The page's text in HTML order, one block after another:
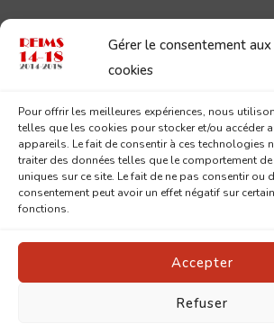
Gérer le consentement aux
cookies
Pour offrir les meilleures expériences, nous
telles que les cookies pour stocker et/ou accéder
appareils. Le fait de consentir à ces technologies
traiter des données telles que le comportement
uniques sur ce site. Le fait de ne pas consentir ou
consentement peut avoir un effet négatif sur
fonctions.
Accepter
Refuser
Reims 14-18. Tous